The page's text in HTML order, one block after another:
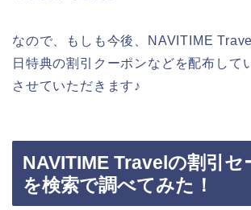
なので、もしも今後、NAVITIME
日特典の割引クーポンなどを配布して
させていただきます♪
NAVITIME Travelの割引セ
を検索で調べてみた！